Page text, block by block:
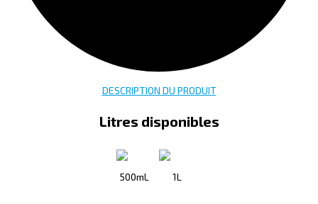
DESCRIPTION DU PRODUIT
Litres disponibles
500mL 1L